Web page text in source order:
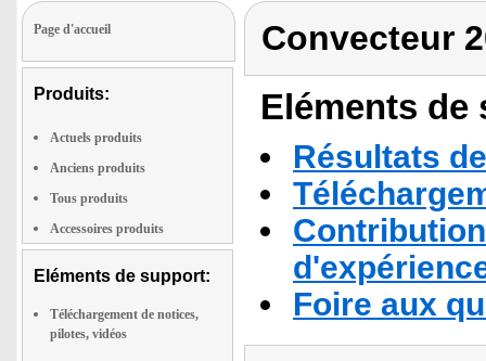
Page d'accueil
Produits:
Actuels produits
Anciens produits
Tous produits
Accessoires produits
Eléments de support:
Téléchargement de notices,
pilotes, vidéos
Convecteur
Eléments
Résultats
Foire aux